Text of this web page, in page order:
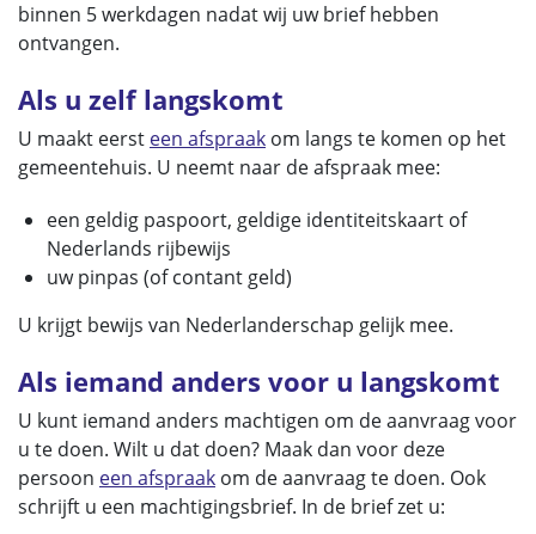
binnen 5 werkdagen nadat wij uw brief hebben
ontvangen.
Als u zelf langskomt
U maakt eerst een afspraak om langs te komen op het
gemeentehuis. U neemt naar de afspraak mee:
een geldig paspoort, geldige identiteitskaart of
Nederlands rijbewijs
uw pinpas (of contant geld)
U krijgt bewijs van Nederlanderschap gelijk mee.
Als iemand anders voor u langskomt
U kunt iemand anders machtigen om de aanvraag voor
u te doen. Wilt u dat doen? Maak dan voor deze
persoon een afspraak om de aanvraag te doen. Ook
schrijft u een machtigingsbrief. In de brief zet u: